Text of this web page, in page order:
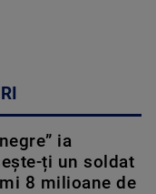
ia
ți un soldat
8 milioane de